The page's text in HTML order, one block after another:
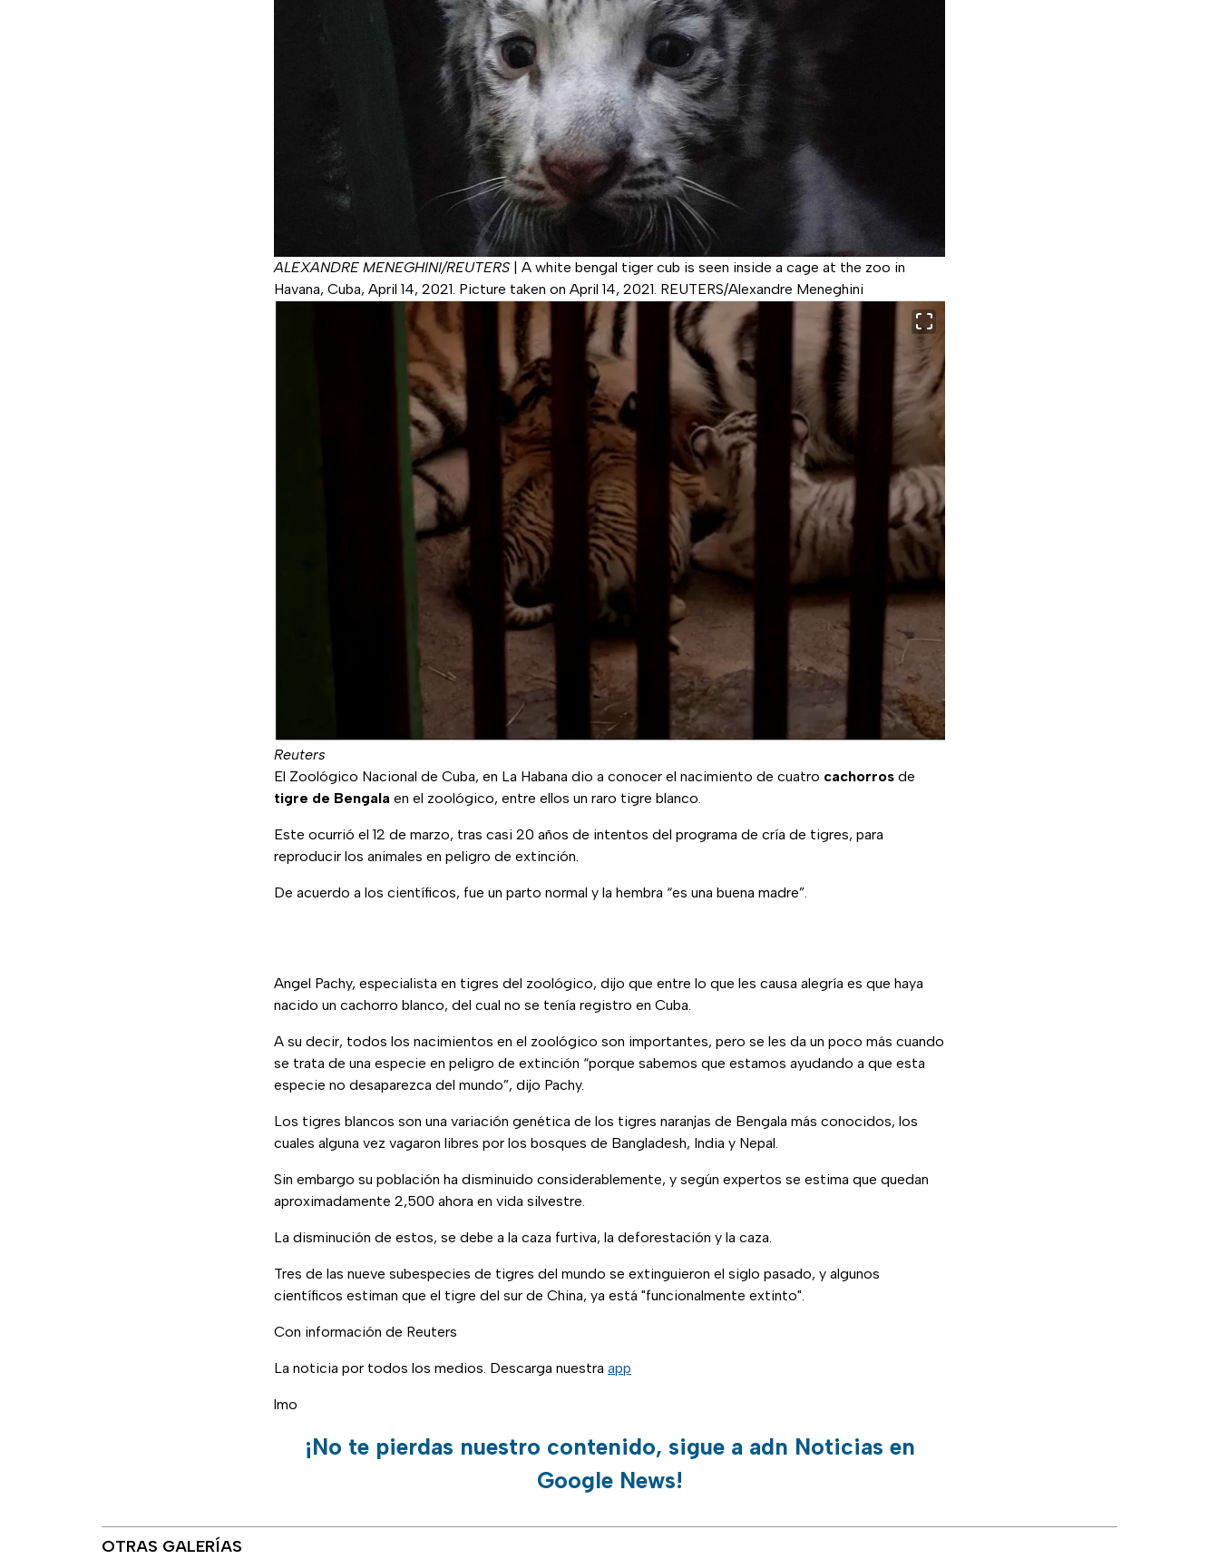
ALEXANDRE MENEGHINI/REUTERS | A white bengal tiger cub is seen inside a cage at the zoo in
Havana, Cuba, April 14, 2021. Picture taken on April 14, 2021. REUTERS/Alexandre Meneghini
Reuters
El Zoológico Nacional de Cuba, en La Habana dio a conocer el nacimiento de cuatro cachorros de
tigre de Bengala en el zoológico, entre ellos un raro tigre blanco.
Este ocurrió el 12 de marzo, tras casi 20 años de intentos del programa de cría de tigres, para
reproducir los animales en peligro de extinción.
De acuerdo a los científicos, fue un parto normal y la hembra “es una buena madre”.
Angel Pachy, especialista en tigres del zoológico, dijo que entre lo que les causa alegría es que haya
nacido un cachorro blanco, del cual no se tenía registro en Cuba.
A su decir, todos los nacimientos en el zoológico son importantes, pero se les da un poco más cuando
se trata de una especie en peligro de extinción “porque sabemos que estamos ayudando a que esta
especie no desaparezca del mundo”, dijo Pachy.
Los tigres blancos son una variación genética de los tigres naranjas de Bengala más conocidos, los
cuales alguna vez vagaron libres por los bosques de Bangladesh, India y Nepal.
Sin embargo su población ha disminuido considerablemente, y según expertos se estima que quedan
aproximadamente 2,500 ahora en vida silvestre.
La disminución de estos, se debe a la caza furtiva, la deforestación y la caza.
Tres de las nueve subespecies de tigres del mundo se extinguieron el siglo pasado, y algunos
científicos estiman que el tigre del sur de China, ya está "funcionalmente extinto".
Con información de Reuters
La noticia por todos los medios. Descarga nuestra app
lmo
¡No te pierdas nuestro contenido, sigue a adn Noticias en
Google News!
OTRAS GALERÍAS